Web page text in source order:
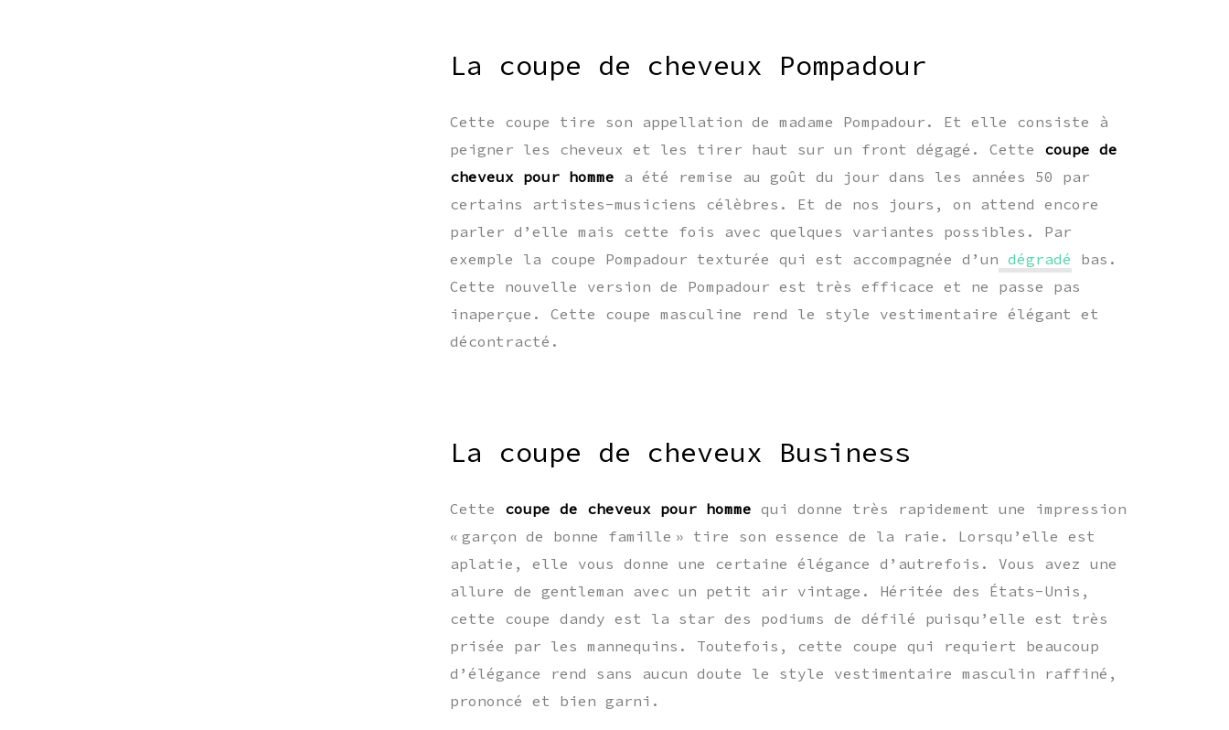
La coupe de cheveux Pompadour
Cette coupe tire son appellation de madame Pompadour. Et elle consiste à
peigner les cheveux et les tirer haut sur un front dégagé. Cette coupe de
cheveux pour homme a été remise au goût du jour dans les années 50 par
certains artistes-musiciens célèbres. Et de nos jours, on attend encore
parler d’elle mais cette fois avec quelques variantes possibles. Par
exemple la coupe Pompadour texturée qui est accompagnée d’un dégradé bas.
Cette nouvelle version de Pompadour est très efficace et ne passe pas
inaperçue. Cette coupe masculine rend le style vestimentaire élégant et
décontracté.
La coupe de cheveux Business
Cette coupe de cheveux pour homme qui donne très rapidement une impression
« garçon de bonne famille » tire son essence de la raie. Lorsqu’elle est
aplatie, elle vous donne une certaine élégance d’autrefois. Vous avez une
allure de gentleman avec un petit air vintage. Héritée des États-Unis,
cette coupe dandy est la star des podiums de défilé puisqu’elle est très
prisée par les mannequins. Toutefois, cette coupe qui requiert beaucoup
d’élégance rend sans aucun doute le style vestimentaire masculin raffiné,
prononcé et bien garni.